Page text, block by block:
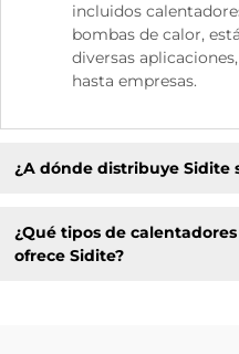
incluidos
bombas de calor,
diversas
hasta empresas.
¿A dónde distribuye Sidite
¿Qué tipos de
ofrece Sidite?